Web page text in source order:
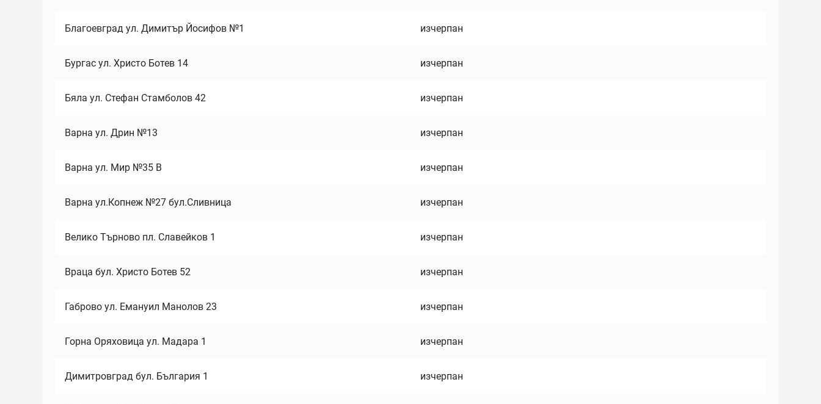
Благоевград ул. Димитър Йосифов №1 изчерпан
Бургас ул. Христо Ботев 14 изчерпан
Бяла ул. Стефан Стамболов 42 изчерпан
Варна ул. Дрин №13 изчерпан
Варна ул. Мир №35 В изчерпан
Варна ул.Копнеж №27 бул.Сливница изчерпан
Велико Търново пл. Славейков 1 изчерпан
Враца бул. Христо Ботев 52 изчерпан
Габрово ул. Емануил Манолов 23 изчерпан
Горна Оряховица ул. Мадара 1 изчерпан
Димитровград бул. България 1 изчерпан